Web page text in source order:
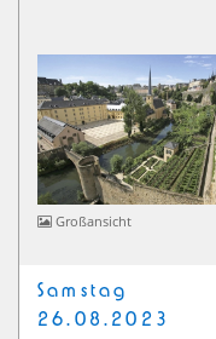
Großansicht
Samstag
26.08.2023